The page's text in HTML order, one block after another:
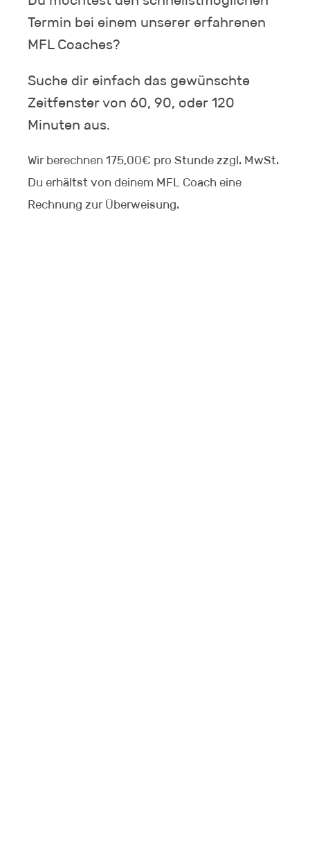
Termin bei einem unserer erfahrenen
MFL Coaches?
Suche dir einfach das gewünschte
Zeitfenster von 60, 90, oder 120
Minuten aus.
Wir berechnen 175,00€ pro Stunde zzgl. MwSt.
Du erhältst von deinem MFL Coach eine
Rechnung zur Überweisung.